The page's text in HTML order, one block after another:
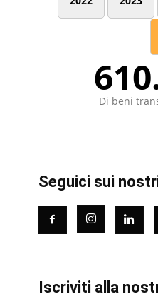
Di beni
Seguici sui
Iscriviti alla